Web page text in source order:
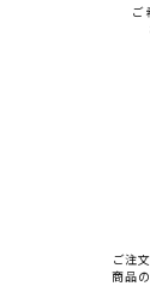
ご
ご注
商品